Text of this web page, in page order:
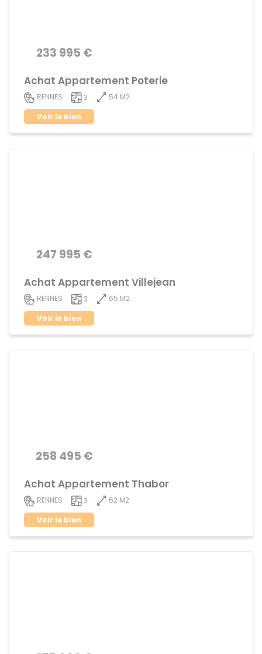
233 995 €
Achat Appartement Poterie
RENNES 3
54 M2
Voir le bien
247 995 €
Achat Appartement Villejean
RENNES 3
65 M2
Voir le bien
258 495 €
Achat Appartement Thabor
RENNES 3
62 M2
Voir le bien